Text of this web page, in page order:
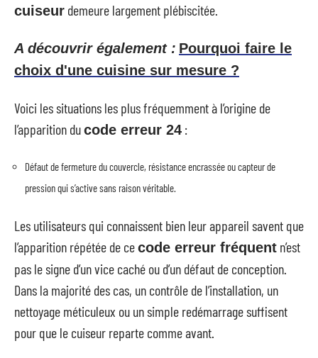
cuiseur demeure largement plébiscitée.
A découvrir également : Pourquoi faire le
choix d'une cuisine sur mesure ?
Voici les situations les plus fréquemment à l’origine de
l’apparition ducode erreur 24 :
Défaut de fermeture du couvercle, résistance encrassée ou capteur de
pression qui s’active sans raison véritable.
Les utilisateurs qui connaissent bien leur appareil savent que
l’apparition répétée de cecode erreur fréquent n’est
pas le signe d’un vice caché ou d’un défaut de conception.
Dans la majorité des cas, un contrôle de l’installation, un
nettoyage méticuleux ou un simple redémarrage suffisent
pour que le cuiseur reparte comme avant.